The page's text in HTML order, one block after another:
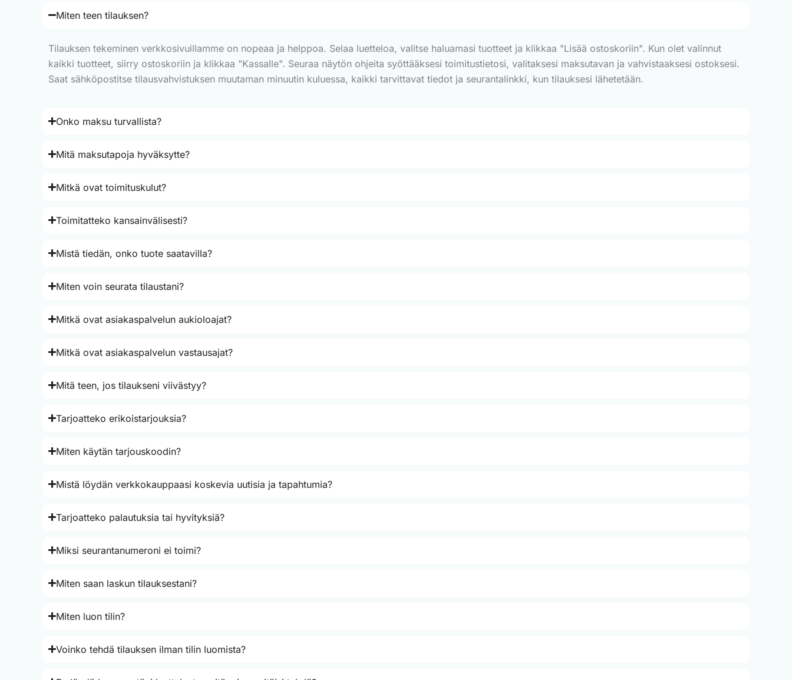
Miten teen tilauksen?
Tilauksen tekeminen verkkosivuillamme on nopeaa ja helppoa. Selaa luetteloa, valitse haluamasi tuotteet ja klikkaa "Lisää ostoskoriin". Kun olet valinnut
kaikki tuotteet, siirry ostoskoriin ja klikkaa "Kassalle". Seuraa näytön ohjeita syöttääksesi toimitustietosi, valitaksesi maksutavan ja vahvistaaksesi ostoksesi.
Saat sähköpostitse tilausvahvistuksen muutaman minuutin kuluessa, kaikki tarvittavat tiedot ja seurantalinkki, kun tilauksesi lähetetään.
Onko maksu turvallista?
Mitä maksutapoja hyväksytte?
Mitkä ovat toimituskulut?
Toimitatteko kansainvälisesti?
Mistä tiedän, onko tuote saatavilla?
Miten voin seurata tilaustani?
Mitkä ovat asiakaspalvelun aukioloajat?
Mitkä ovat asiakaspalvelun vastausajat?
Mitä teen, jos tilaukseni viivästyy?
Tarjoatteko erikoistarjouksia?
Miten käytän tarjouskoodin?
Mistä löydän verkkokauppaasi koskevia uutisia ja tapahtumia?
Tarjoatteko palautuksia tai hyvityksiä?
Miksi seurantanumeroni ei toimi?
Miten saan laskun tilauksestani?
Miten luon tilin?
Voinko tehdä tilauksen ilman tilin luomista?